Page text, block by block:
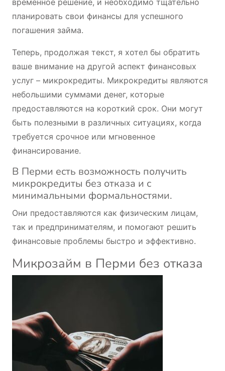
планировать свои финансы для успешного
погашения займа.
Теперь, продолжая текст, я хотел бы обратить
ваше внимание на другой аспект финансовых
услуг – микрокредиты. Микрокредиты являются
небольшими суммами денег, которые
предоставляются на короткий срок. Они могут
быть полезными в различных ситуациях, когда
требуется срочное или мгновенное
финансирование.
В Перми есть возможность получить
микрокредиты без отказа и с
минимальными формальностями.
Они предоставляются как физическим лицам,
так и предпринимателям, и помогают решить
финансовые проблемы быстро и эффективно.
Микрозайм в Перми без отказа